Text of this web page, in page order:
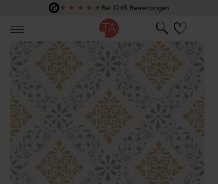
Zum Hauptinhalt springen
★ ★ ★ ★ ★Bei 1245 Bewertungen